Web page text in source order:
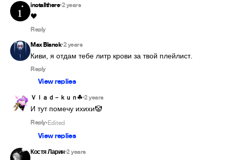
inotallthere•2 years
🖤
Reply
Max Blanck•2 years
Киви, я отдам тебе литр крови за твой плейлист.
Reply
View replies
Ｖｌａｄ－ｋｕｎ︎☘•2 years
И тут помечу ихихи🤡
Reply•Edited
View replies
Костя Ларин•2 years